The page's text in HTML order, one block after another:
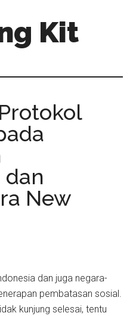
Kit
dan
New
dan juga negara-
pembatasan sosial.
kunjung selesai, tentu